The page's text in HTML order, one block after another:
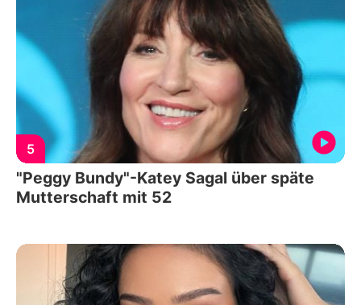
5
"Peggy Bundy"-Katey Sagal über späte
Mutterschaft mit 52